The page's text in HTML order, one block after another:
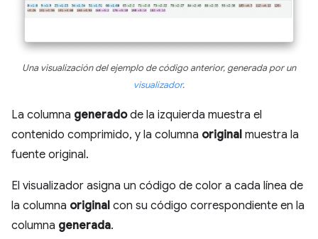
Una visualización del ejemplo de código anterior, generada por un
visualizador.
La columna generadode la izquierda muestra el
contenido comprimido, y la columna original muestra la
fuente original.
El visualizador asigna un código de color a cada línea de
la columna original con su código correspondiente en la
columna generada.